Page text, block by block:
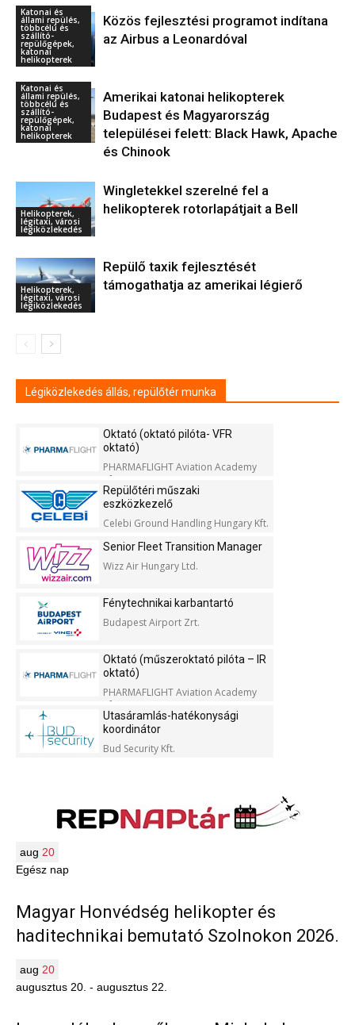
Katonai és
állami repülés,
többcélú és
szállító-
repülőgépek,
katonai
helikopterek
Közös fejlesztési programot indítana
az Airbus a Leonardóval
Katonai és
állami repülés,
többcélú és
szállító-
repülőgépek,
katonai
helikopterek
Amerikai katonai helikopterek
Budapest és Magyarország
települései felett: Black Hawk, Apache
és Chinook
Helikopterek,
légitaxi, városi
légiközlekedés
Wingletekkel szerelné fel a
helikopterek rotorlapátjait a Bell
Helikopterek,
légitaxi, városi
légiközlekedés
Repülő taxik fejlesztését
támogathatja az amerikai légierő
Légiközlekedés állás, repülőtér munka
Oktató (oktató pilóta- VFR
oktató)
PHARMAFLIGHT Aviation Academy
Kft.
Repülőtéri műszaki
eszközkezelő
Celebi Ground Handling Hungary Kft.
Senior Fleet Transition Manager
Wizz Air Hungary Ltd.
Fénytechnikai karbantartó
Budapest Airport Zrt.
Oktató (műszeroktató pilóta – IR
oktató)
PHARMAFLIGHT Aviation Academy
Kft.
Utasáramlás-hatékonysági
koordinátor
Bud Security Kft.
aug 20
Egész nap
Magyar Honvédség helikopter és
haditechnikai bemutató Szolnokon 2026.
aug 20
augusztus 20. - augusztus 22.